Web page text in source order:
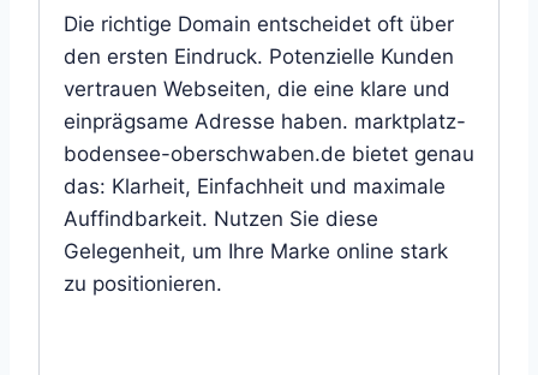
Die richtige Domain entscheidet oft über
den ersten Eindruck. Potenzielle Kunden
vertrauen Webseiten, die eine klare und
einprägsame Adresse haben. marktplatz-
bodensee-oberschwaben.de bietet genau
das: Klarheit, Einfachheit und maximale
Auffindbarkeit. Nutzen Sie diese
Gelegenheit, um Ihre Marke online stark
zu positionieren.